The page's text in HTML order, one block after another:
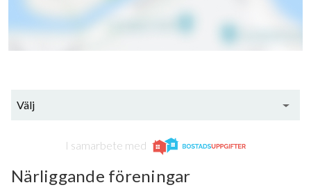
Välj
I samarbete med
Närliggande föreningar